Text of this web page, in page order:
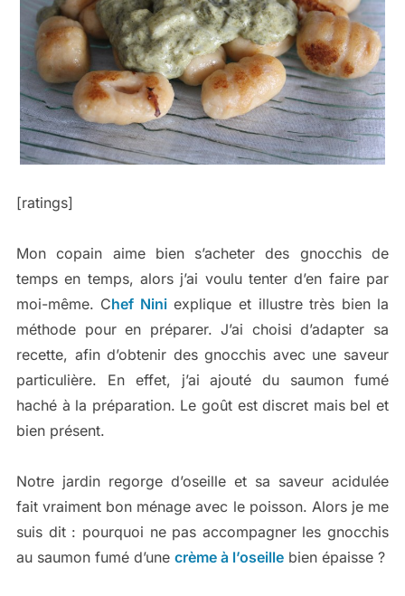
[ratings]
Mon copain aime bien s’acheter des gnocchis de
temps en temps, alors j’ai voulu tenter d’en faire par
moi-même. Chef Niniexplique et illustre très bien la
méthode pour en préparer. J’ai choisi d’adapter sa
recette, afin d’obtenir des gnocchis avec une saveur
particulière. En effet, j’ai ajouté du saumon fumé
haché à la préparation. Le goût est discret mais bel et
bien présent.
Notre jardin regorge d’oseille et sa saveur acidulée
fait vraiment bon ménage avec le poisson. Alors je me
suis dit : pourquoi ne pas accompagner les gnocchis
au saumon fumé d’une crème à l’oseillebien épaisse ?